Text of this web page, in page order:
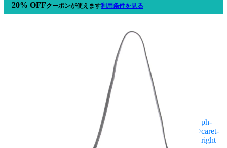
20% OFFクーポンが使えます利用条件を見る